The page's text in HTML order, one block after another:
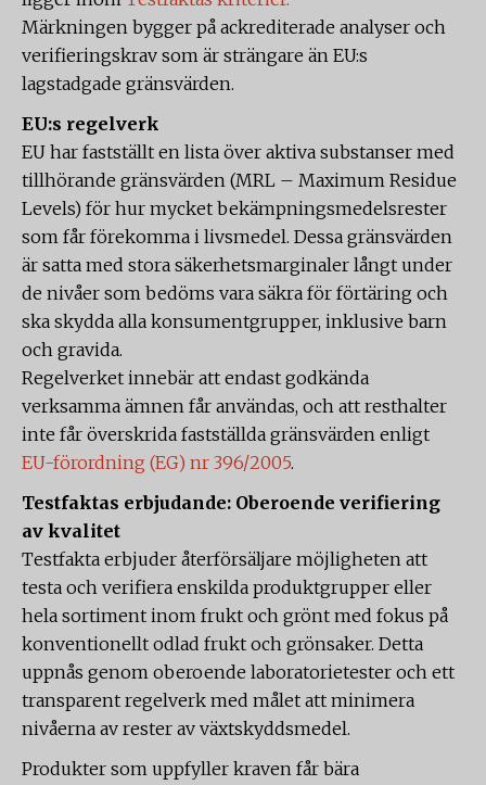
Märkningen bygger på ackrediterade analyser och
verifieringskrav som är strängare än EU:s
lagstadgade gränsvärden.
EU:s regelverk
EU har fastställt en lista över aktiva substanser med
tillhörande gränsvärden (MRL – Maximum Residue
Levels) för hur mycket bekämpningsmedelsrester
som får förekomma i livsmedel. Dessa gränsvärden
är satta med stora säkerhetsmarginaler långt under
de nivåer som bedöms vara säkra för förtäring och
ska skydda alla konsumentgrupper, inklusive barn
och gravida.
Regelverket innebär att endast godkända
verksamma ämnen får användas, och att resthalter
inte får överskrida fastställda gränsvärden enligt
EU-förordning (EG) nr 396/2005.
Testfaktas erbjudande: Oberoende verifiering
av kvalitet
Testfakta erbjuder återförsäljare möjligheten att
testa och verifiera enskilda produktgrupper eller
hela sortiment inom frukt och grönt med fokus på
konventionellt odlad frukt och grönsaker. Detta
uppnås genom oberoende laboratorietester och ett
transparent regelverk med målet att minimera
nivåerna av rester av växtskyddsmedel.
Produkter som uppfyller kraven får bära